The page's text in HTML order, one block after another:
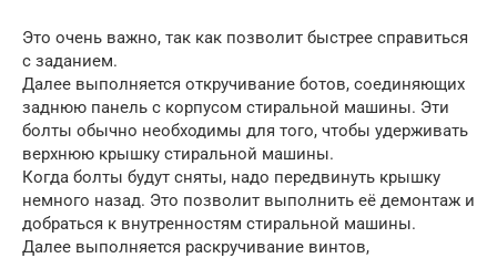
Это очень важно, так как позволит быстрее справиться
с заданием.
Далее выполняется откручивание ботов, соединяющих
заднюю панель с корпусом стиральной машины. Эти
болты обычно необходимы для того, чтобы удерживать
верхнюю крышку стиральной машины.
Когда болты будут сняты, надо передвинуть крышку
немного назад. Это позволит выполнить её демонтаж и
добраться к внутренностям стиральной машины.
Далее выполняется раскручивание винтов,